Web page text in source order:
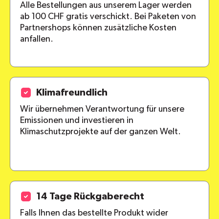
Alle Bestellungen aus unserem Lager werden
ab 100 CHF gratis verschickt. Bei Paketen von
Partnershops können zusätzliche Kosten
anfallen.
Klimafreundlich
Wir übernehmen Verantwortung für unsere
Emissionen und investieren in
Klimaschutzprojekte auf der ganzen Welt.
14 Tage Rückgaberecht
Falls Ihnen das bestellte Produkt wider